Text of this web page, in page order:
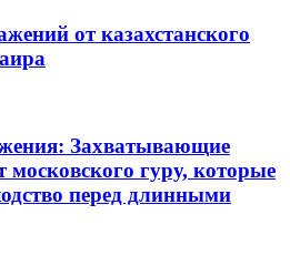
от казахстанского
Захватывающие
московского гуру, которые
перед длинными